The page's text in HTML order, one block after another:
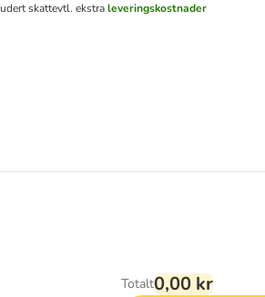
skattevtl. ekstraleveringskostnader
Totalt0,00 kr